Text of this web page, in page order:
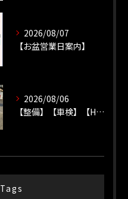
2026/08/07
【お盆営業日案内】
2026/08/06
【整備】【車検】【HONDA】
Tags